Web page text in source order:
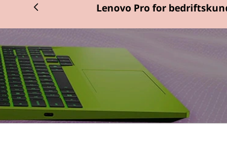
s
|
S
h
o
e
d
i
n
n
h
o
l
Lenovo Pro for